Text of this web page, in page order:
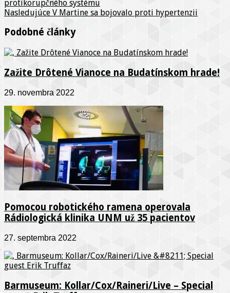
protikorupčného systému
Nasledujúce V Martine sa bojovalo proti hypertenzii
Podobné články
Zažite Drôtené Vianoce na Budatínskom hrade!
29. novembra 2022
Pomocou robotického ramena operovala
Rádiologická klinika UNM už 35 pacientov
27. septembra 2022
Barmuseum: Kollar/Cox/Raineri/Live – Special